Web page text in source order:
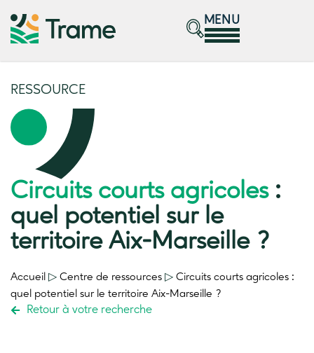
MENU
RESSOURCE
Circuits courts agricoles:
quel potentiel sur le
territoire Aix-Marseille ?
Accueil ▷ Centre de ressources ▷ Circuits courts agricoles :
quel potentiel sur le territoire Aix-Marseille ?
Retour à votre recherche